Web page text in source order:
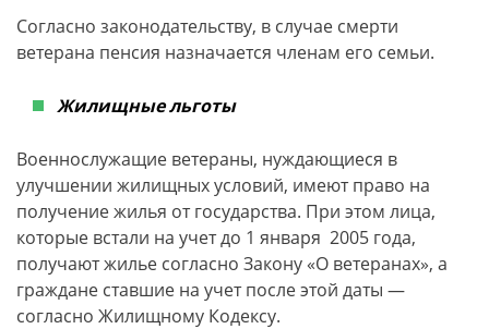
Согласно законодательству, в случае смерти
ветерана пенсия назначается членам его семьи.
Жилищные льготы
Военнослужащие ветераны, нуждающиеся в
улучшении жилищных условий, имеют право на
получение жилья от государства. При этом лица,
которые встали на учет до 1 января 2005 года,
получают жилье согласно Закону «О ветеранах», а
граждане ставшие на учет после этой даты —
согласно Жилищному Кодексу.